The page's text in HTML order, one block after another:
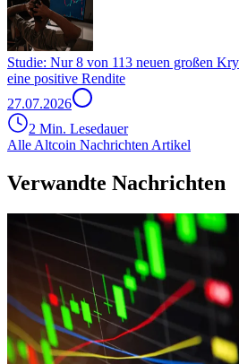
Studie: Nur 8 von 113 neuen großen
eine positive Rendite
27.07.2026
2 Min. Lesedauer
Alle Altcoin Nachrichten Artikel
Verwandte Nachrichten